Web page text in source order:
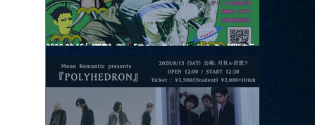
2026.08.15 |【観覧】夜）『巷のmyストーリー/センター"訳"フラ